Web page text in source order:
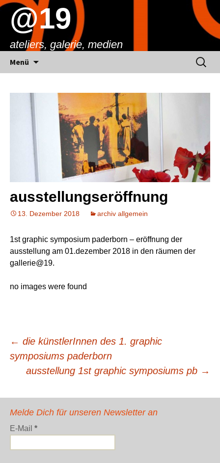
@19
ateliers, galerie, medien
Menü
Suchen
nach:
ausstellungseröffnung
13. Dezember 2018 archiv allgemein
1st graphic symposium paderborn – eröffnung der
ausstellung am 01.dezember 2018 in den räumen der
gallerie@19.
no images were found
Beitrags-
Navigation
← die künstlerInnen des 1. graphic
symposiums paderborn
ausstellung 1st graphic symposiums pb →
Melde Dich für unseren Newsletter an
E-Mail *